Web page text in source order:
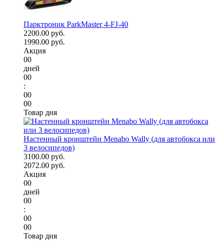
Парктроник ParkMaster 4-FJ-40
2200.00 руб.
1990.00 руб.
Акция
00
дней
00
:
00
00
Товар дня
Настенный кронштейн Menabo Wally (для автобокса или
3 велосипедов)
3100.00 руб.
2072.00 руб.
Акция
00
дней
00
:
00
00
Товар дня